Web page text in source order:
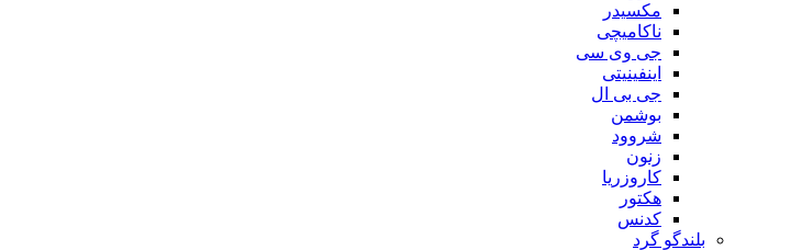
مکسیدر
ناکامیچی
جی وی سی
اینفینیتی
جی بی ال
بوشمن
شروود
زنون
کاروزریا
هکتور
کدنس
بلندگو گرد